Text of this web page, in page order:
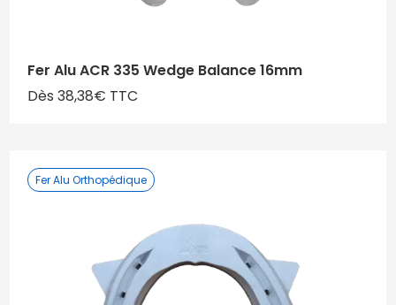
Fer Alu ACR 335 Wedge Balance 16mm
Dès 38,38€ TTC
Fer Alu Orthopédique